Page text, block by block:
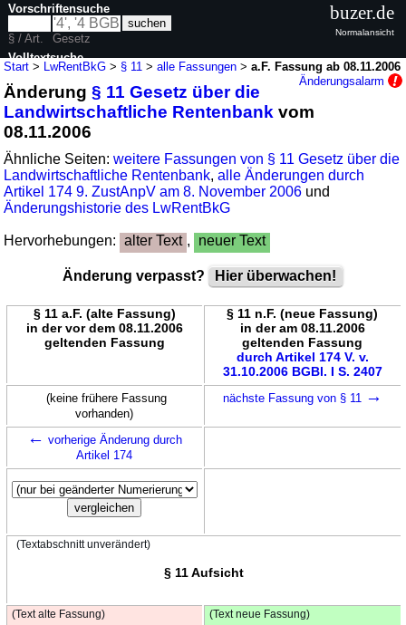
Start > LwRentBkG > § 11 >alle Fassungen >a.F. Fassung ab 08.11.2006
Änderungsalarm
Änderung§ 11 Gesetz über die
Landwirtschaftliche Rentenbank vom
08.11.2006
Ähnliche Seiten:weitere Fassungen von § 11 Gesetz über die
Landwirtschaftliche Rentenbank,alle Änderungen durch
Artikel 174 9. ZustAnpV am 8. November 2006 und
Änderungshistorie des LwRentBkG
Hervorhebungen: alter Text , neuer Text
Änderung verpasst? Hier überwachen!
§ 11 a.F. (alte Fassung)
in der vor dem 08.11.2006
geltenden Fassung
§ 11 n.F. (neue Fassung)
in der am 08.11.2006
geltenden Fassung
durch Artikel 174 V. v.
31.10.2006 BGBl. I S. 2407
(keine frühere Fassung
vorhanden)
nächste Fassung von § 11 →
← vorherige Änderung durch
Artikel 174
(Textabschnitt unverändert)
§ 11 Aufsicht
(Text alte Fassung) (Text neue Fassung)
Vorschriftensuche
§ / Art.
Gesetz
Volltextsuche
nur in LwRentBkG
buzer.de
Normalansicht